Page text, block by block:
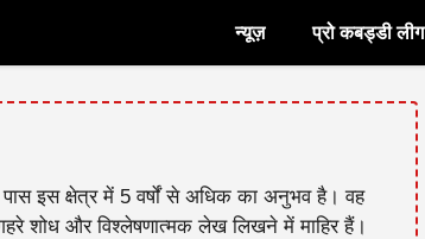
न्यूज़ प्रो कबड्डी लीग
इस क्षेत्र में 5 वर्षों से अधिक का अनुभव है। वह
शोध और विश्लेषणात्मक लेख लिखने में माहिर हैं।